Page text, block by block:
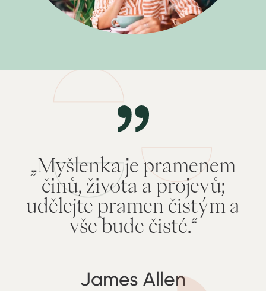
„Myšlenka je pramenem
činů, života a projevů;
udělejte pramen čistým a
vše bude čisté.“
James Allen